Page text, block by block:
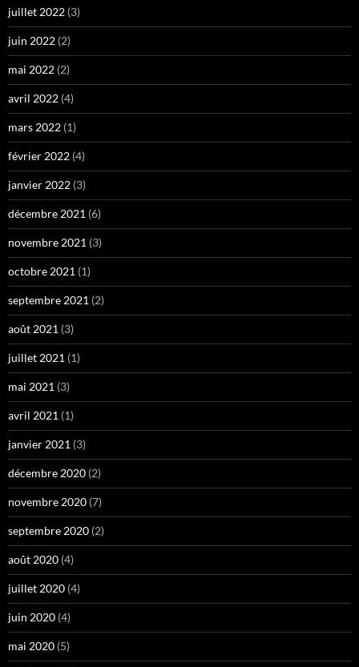
juillet 2022 (3)
juin 2022 (2)
mai 2022 (2)
avril 2022 (4)
mars 2022 (1)
février 2022 (4)
janvier 2022 (3)
décembre 2021 (6)
novembre 2021 (3)
octobre 2021 (1)
septembre 2021 (2)
août 2021 (3)
juillet 2021 (1)
mai 2021 (3)
avril 2021 (1)
janvier 2021 (3)
décembre 2020 (2)
novembre 2020 (7)
septembre 2020 (2)
août 2020 (4)
juillet 2020 (4)
juin 2020 (4)
mai 2020 (5)